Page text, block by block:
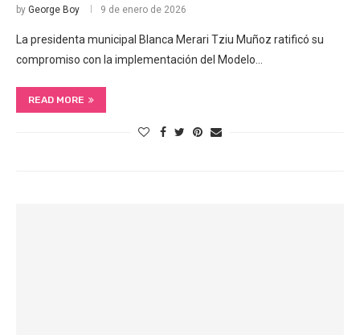
by George Boy 9 de enero de 2026
La presidenta municipal Blanca Merari Tziu Muñoz ratificó su
compromiso con la implementación del Modelo…
READ MORE